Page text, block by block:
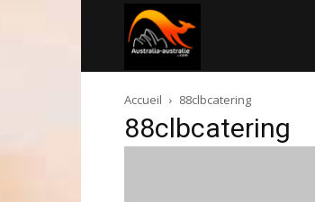
australie.com
Accueil 88clbcatering
88clbcatering